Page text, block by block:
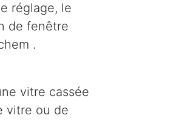
réglage, le
de fenêtre
.
vitre cassée
vitre ou de